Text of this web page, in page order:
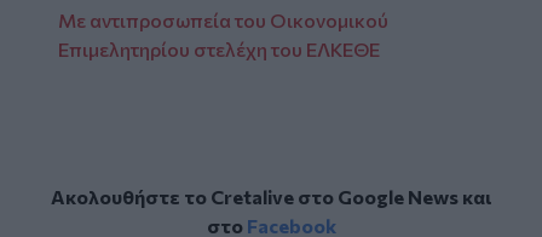
Με αντιπροσωπεία του Οικονομικού
Επιμελητηρίου στελέχη του ΕΛΚΕΘΕ
Ακολουθήστε το Cretalive στο Google Newsκαι
στο Facebook